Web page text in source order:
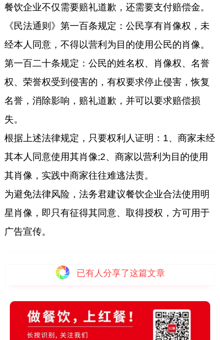
餐饮企业不仅需要赔礼道歉，还需要支付赔偿金。
《民法通则》第一百条规定：公民享有肖像权，未
经本人同意，不得以营利为目的使用公民的肖像。
第一百二十条规定：公民的姓名权、肖像权、名誉
权、荣誉权受到侵害的，有权要求停止侵害，恢复
名誉，消除影响，赔礼道歉，并可以要求赔偿损
失。
根据上述法律规定，只要权利人证明：1、商家未经
其本人同意使用其肖像;2、商家以营利为目的使用
其肖像，实践中商家往往难逃法责。
为避免法律风险，法务君建议餐饮企业合法使用明
星肖像，即只有征得其同意、取得授权，方可用于
广告宣传。
已有人分享了这篇文章